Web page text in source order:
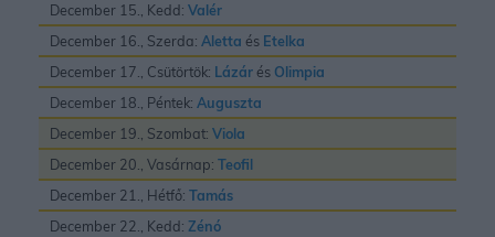
December 15., Kedd: Valér
December 16., Szerda: Aletta és Etelka
December 17., Csütörtök: Lázár és Olimpia
December 18., Péntek: Auguszta
December 19., Szombat: Viola
December 20., Vasárnap: Teofil
December 21., Hétfő: Tamás
December 22., Kedd: Zénó